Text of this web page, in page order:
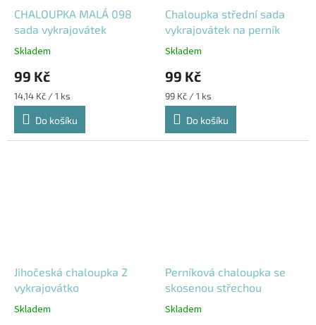
CHALOUPKA MALÁ 098
sada vykrajovátek
Skladem
99 Kč
Měrná
cena:
14,14 Kč / 1 ks
Do košíku
Chaloupka střední sada
vykrajovátek na perník
Skladem
99 Kč
Měrná
cena:
99 Kč / 1 ks
Do košíku
Jihočeská chaloupka 2
vykrajovátko
Skladem
Perníková chaloupka se
skosenou střechou
Skladem